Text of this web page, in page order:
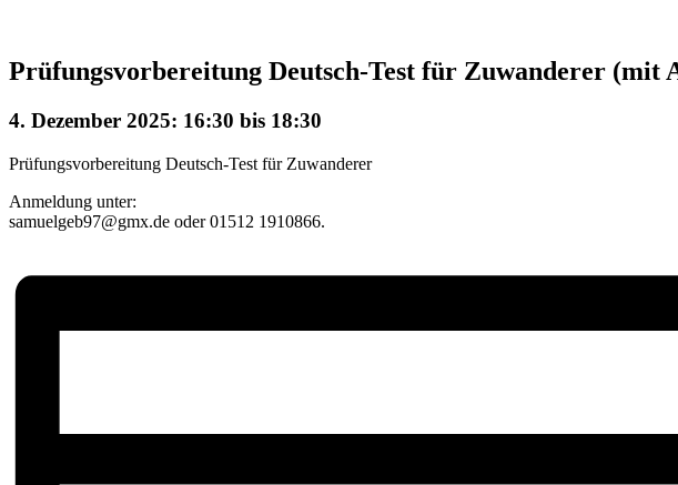
Prüfungsvorbereitung Deutsch-Test für Zuwanderer (mit
4. Dezember 2025: 16:30 bis 18:30
Prüfungsvorbereitung Deutsch-Test für Zuwanderer
Anmeldung unter:
samuelgeb97@gmx.de oder 01512 1910866.